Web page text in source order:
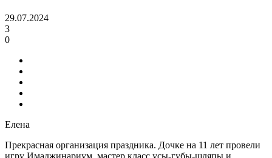
29.07.2024
3
0
Елена
Прекрасная организация праздника. Дочке на 11 лет провели
игру Имаджинариум, мастер класс усы-губы-шляпы и